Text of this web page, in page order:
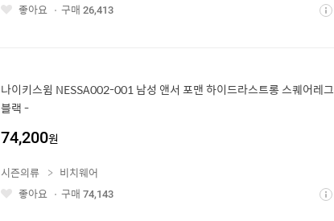
좋 상
좋아요
구매 26,413
나이키스윔 NESSA002-001 남성 앤서 포맨 하이드라스트롱 스퀘어레그
블랙 -
74,200원
좋 상
시즌의류
비치웨어
좋아요
구매 74,143